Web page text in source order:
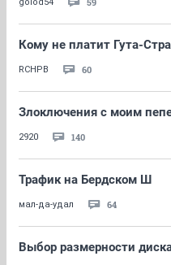
Кому не платит Гута-
RCHPB 60
Злоключения с моим
2920 140
Трафик на Бердском Ш
мал-да-удал 64
Выбор размерности